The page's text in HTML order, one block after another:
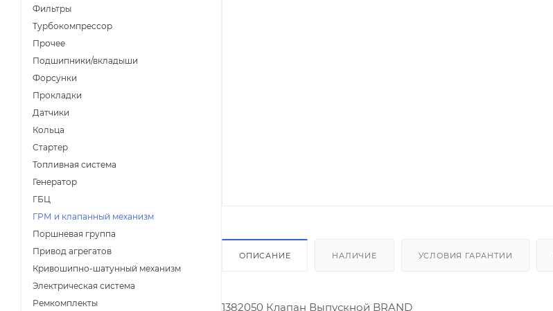
ОПИСАНИЕ НАЛИЧИЕ УСЛОВИЯ ГАРАНТИИ
1382050 Клапан Выпускной BRAND
Фильтры
Турбокомпрессор
Прочее
Подшипники/вкладыши
Форсунки
Прокладки
Датчики
Кольца
Стартер
Топливная система
Генератор
ГБЦ
ГРМ и клапанный механизм
Поршневая группа
Привод агрегатов
Кривошипно-шатунный механизм
Электрическая система
Ремкомплекты